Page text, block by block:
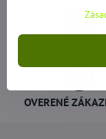
DOPRAVA
OVERENÉ